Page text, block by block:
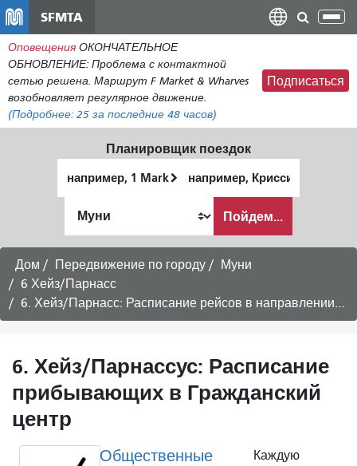
содержанию
SFMTA
Оповещения ОКОНЧАТЕЛЬНОЕ
ОБНОВЛЕНИЕ: Проблема с контактной
сетью решена. Маршрут F Market & Wharves
возобновляет регулярное движение.
(Подробнее: 25 за последние 48 часов)
Подписаться
Планировщик поездок
местоположение
окончания
хочу
путешествовать
Пойдем...
Дом Передвижение по городу
Муни
6 Хейз/Парнасс
6. Хейз/Парнасс: Расписание рейсов в направлении Внутреннего Заката
6. Хейз/Парнассус: Расписание
прибывающих в Гражданский
центр
Общественные
Каждую